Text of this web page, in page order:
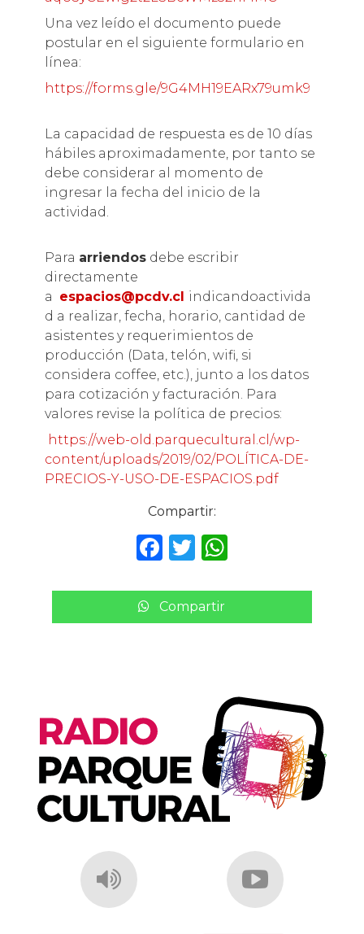
Una vez leído el documento puede
postular en el siguiente formulario en
línea:
https://forms.gle/9G4MH19EARx79umk9
La capacidad de respuesta es de 10 días
hábiles aproximadamente, por tanto se
debe considerar al momento de
ingresar la fecha del inicio de la
actividad.
Para arriendosdebe escribir
directamente
a espacios@pcdv.cl indicandoactivida
d a realizar, fecha, horario, cantidad de
asistentes y requerimientos de
producción (Data, telón, wifi, si
considera coffee, etc.), junto a los datos
para cotización y facturación. Para
valores revise la política de precios:
https://web-old.parquecultural.cl/wp-
content/uploads/2019/02/POLÍTICA-DE-
PRECIOS-Y-USO-DE-ESPACIOS.pdf
Compartir:
F
c
e
T
it
te
W
a
ts
p
Compartir